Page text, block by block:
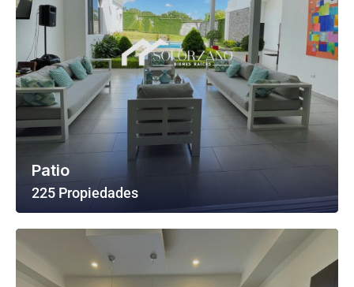
Patio
225 Propiedades
Ver Todas Las Propiedades